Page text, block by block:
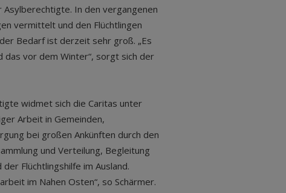
Asylberechtigte. In den vergangenen
vermittelt und den Flüchtlingen
Bedarf ist derzeit sehr groß. „Es
das vor dem Winter“, sorgt sich der
widmet sich die Caritas unter
Arbeit in Gemeinden,
bei großen Ankünften durch den
und Verteilung, Begleitung
Flüchtlingshilfe im Ausland.
im Nahen Osten“, so Schärmer.